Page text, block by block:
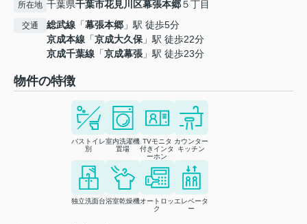
所在地 千葉県千葉市花見川区幕張本郷５丁目
交通 総武線 「幕張本郷 」駅 徒歩5分
京成本線 「京成大久保」駅 徒歩22分
京成千葉線 「京成幕張 」駅 徒歩23分
物件の特徴
バストイレ
別
室内洗濯機
置場
TVモニタ
付きインタ
ーホン
カウンター
キッチン
独立洗面台浴室乾燥機オートロッ
ク
エレベータ
ー